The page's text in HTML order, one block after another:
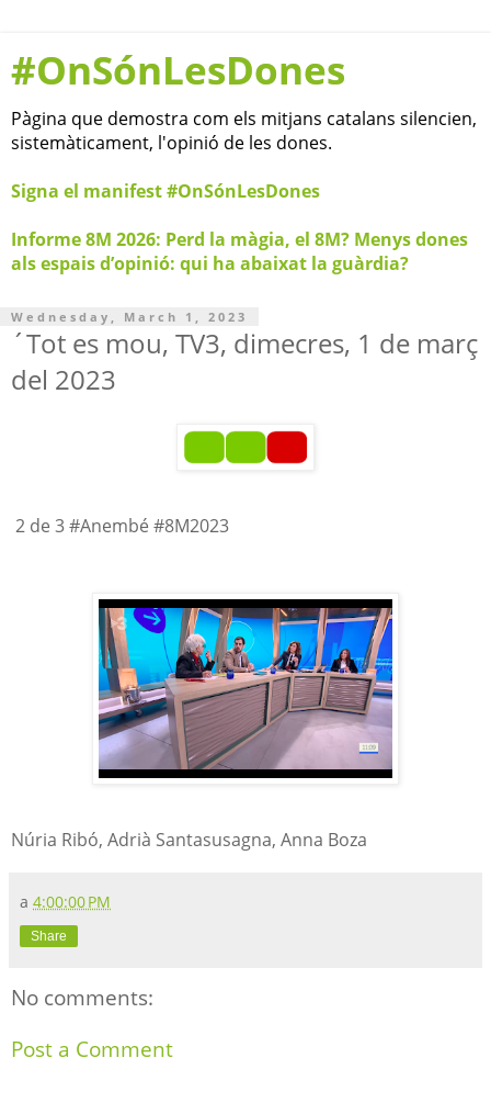
#OnSónLesDones
Pàgina que demostra com els mitjans catalans silencien,
sistemàticament, l'opinió de les dones.
Signa el manifest #OnSónLesDones
Informe 8M 2026: Perd la màgia, el 8M? Menys dones
als espais d’opinió: qui ha abaixat la guàrdia?
Wednesday, March 1, 2023
´Tot es mou, TV3, dimecres, 1 de març
del 2023
2 de 3 #Anembé #8M2023
Núria Ribó, Adrià Santasusagna, Anna Boza
a 4:00:00 PM
Share
No comments:
Post a Comment